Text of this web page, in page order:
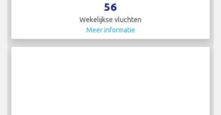
56
Wekelijkse vluchten
Meer informatie